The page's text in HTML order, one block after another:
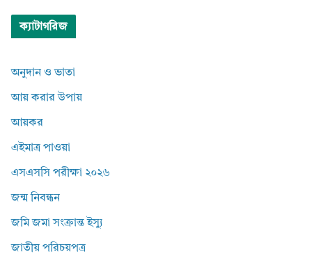
ক্যাটাগরিজ
অনুদান ও ভাতা
আয় করার উপায়
আয়কর
এইমাত্র পাওয়া
এসএসসি পরীক্ষা ২০২৬
জন্ম নিবন্ধন
জমি জমা সংক্রান্ত ইস্যু
জাতীয় পরিচয়পত্র